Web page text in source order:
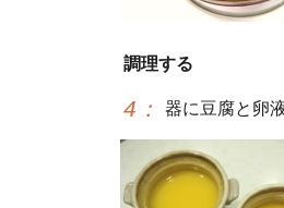
調理する
4 ： 器に豆腐と卵